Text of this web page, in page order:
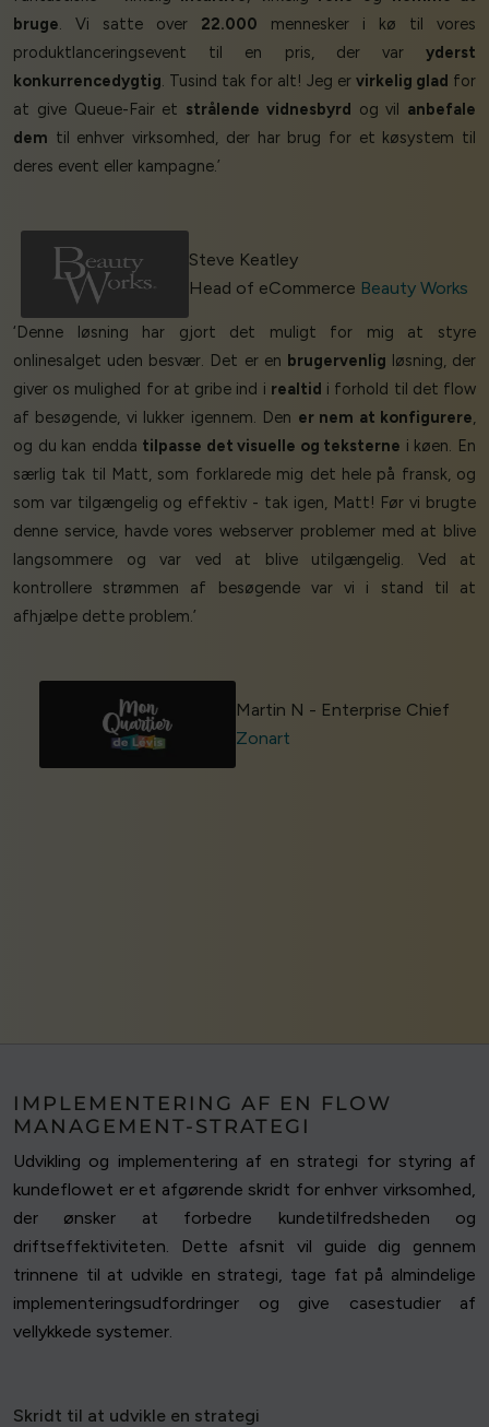
bruge. Vi satte over 22.000 mennesker i kø til vores
produktlanceringsevent til en pris, der var yderst
konkurrencedygtig. Tusind tak for alt! Jeg er virkelig glad for
at give Queue-Fair et strålende vidnesbyrd og vil anbefale
dem til enhver virksomhed, der har brug for et køsystem til
deres event eller kampagne.’
Steve Keatley
Head of eCommerce Beauty Works
‘Denne løsning har gjort det muligt for mig at styre
onlinesalget uden besvær. Det er en brugervenlig løsning, der
giver os mulighed for at gribe ind i realtid i forhold til det flow
af besøgende, vi lukker igennem. Den er nem at konfigurere,
og du kan endda tilpasse det visuelle og teksterne i køen. En
særlig tak til Matt, som forklarede mig det hele på fransk, og
som var tilgængelig og effektiv - tak igen, Matt! Før vi brugte
denne service, havde vores webserver problemer med at blive
langsommere og var ved at blive utilgængelig. Ved at
kontrollere strømmen af besøgende var vi i stand til at
afhjælpe dette problem.’
Martin N - Enterprise Chief
Zonart
IMPLEMENTERING AF EN FLOW
MANAGEMENT-STRATEGI
Udvikling og implementering af en strategi for styring af
kundeflowet er et afgørende skridt for enhver virksomhed,
der ønsker at forbedre kundetilfredsheden og
driftseffektiviteten. Dette afsnit vil guide dig gennem
trinnene til at udvikle en strategi, tage fat på almindelige
implementeringsudfordringer og give casestudier af
vellykkede systemer.
Skridt til at udvikle en strategi